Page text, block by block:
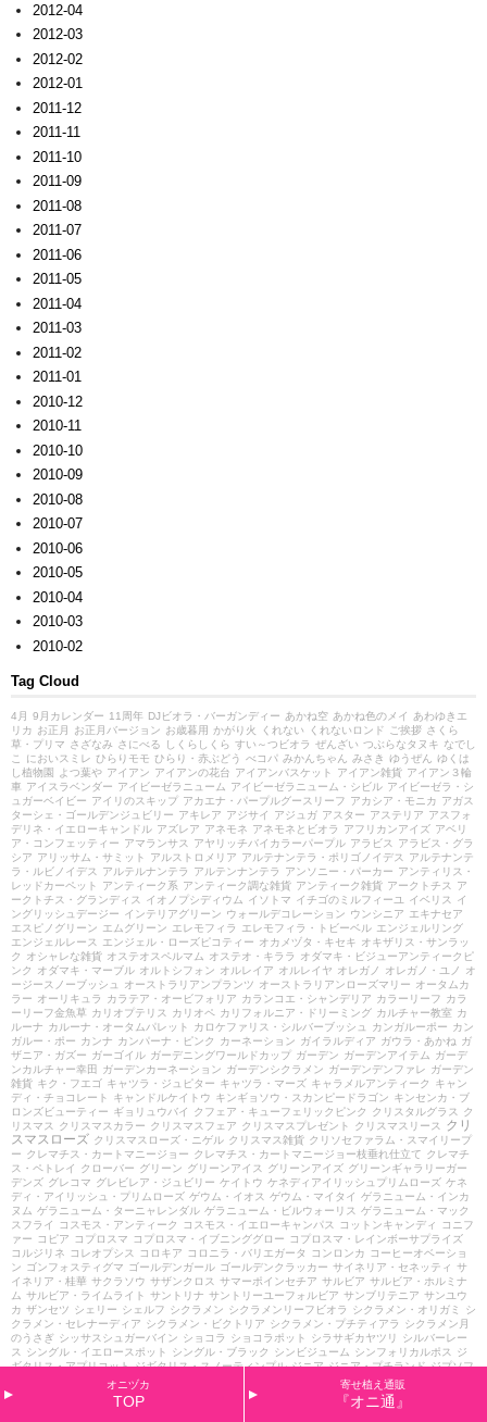
2012-04
2012-03
2012-02
2012-01
2011-12
2011-11
2011-10
2011-09
2011-08
2011-07
2011-06
2011-05
2011-04
2011-03
2011-02
2011-01
2010-12
2010-11
2010-10
2010-09
2010-08
2010-07
2010-06
2010-05
2010-04
2010-03
2010-02
Tag Cloud
4月 9月カレンダー 11周年 DJビオラ・バーガンディー あかね空 あかね色のメイ
あわゆきエ
リカ お正月 お正月バージョン お歳暮用 かがり火 くれない くれないロンド ご挨拶 さくら
草・プリマ さざなみ さにべる しくらしくら すい～つビオラ ぜんざい つぶらなタヌキ なでし
こ
においスミレ ひらりモモ ひらり・赤ぶどう べコパ みかんちゃん みさき ゆうぜん
ゆくは
し植物園
よつ葉や アイアン アイアンの花台 アイアンバスケット アイアン雑貨 アイアン３輪
車 アイスラベンダー アイビーゼラニューム アイビーゼラニューム・シビル アイビーゼラ・シ
ュガーベイビー アイリのスキップ アカエナ・パープルグースリーフ アカシア・モニカ アガス
ターシェ・ゴールデンジュビリー アキレア アジサイ アジュガ アスター アステリア アスフォ
デリネ・イエローキャンドル アズレア アネモネ アネモネとビオラ アフリカンアイズ アベリ
ア・コンフェッティー アマランサス アヤリッチバイカラーパープル アラビス
アラビス・グラ
シア アリッサム・サミット アルストロメリア アルテナンテラ・ポリゴノイデス
アルテナンテ
ラ・ルビノイデス
アルテルナンテラ アルテンナンテラ アンソニー・パーカー アンティリス・
レッドカーペット
アンティーク系 アンティーク調な雑貨 アンティーク雑貨 アークトチス
ア
ークトチス・グランディス
イオノプシディウム イソトマ イチゴのミルフィーユ イベリス
イ
ングリッシュデージー インテリアグリーン ウォールデコレーション ウンシニア エキナセア
エスピノグリーン エムグリーン エレモフィラ エレモフィラ・トビーベル エンジェルリング
エンジェルレース
エンジェル・ローズピコティー オカメヅタ・キセキ オキザリス・サンラッ
ク
オシャレな雑貨 オステオスペルマム オステオ・キララ
オダマキ・ビジューアンティークピ
ンク
オダマキ・マーブル オルトシフォン オルレイア オルレイヤ オレガノ オレガノ・ユノ
オ
ージースノーブッシュ
オーストラリアンプランツ オーストラリアンローズマリー オータムカ
ラー オーリキュラ カラテア・オービフォリア カランコエ・シャンデリア カラーリーフ カラ
ーリーフ金魚草 カリオプテリス カリオペ カリフォルニア・ドリーミング カルチャー教室 カ
ルーナ カルーナ・オータムパレット カロケファリス・シルバーブッシュ カンガルーポー カン
ガルー・ポー カンナ カンパーナ・ピンク カーネーション ガイラルディア ガウラ・あかね ガ
ザニア・ガズー ガーゴイル ガーデニングワールドカップ ガーデン ガーデンアイテム ガーデ
ンカルチャー幸田
ガーデンカーネーション ガーデンシクラメン ガーデンデンファレ ガーデン
雑貨 キク・フエゴ キャツラ・ジュピター キャツラ・マーズ キャラメルアンティーク
キャン
ディ・チョコレート
キャンドルケイトウ キンギョソウ・スカンピードラゴン キンセンカ・ブ
ロンズビューティー ギョリュウバイ クフェア・キューフェリックピンク クリスタルグラス
ク
リスマス
クリスマスカラー クリスマスフェア クリスマスプレゼント クリスマスリース
クリ
スマスローズ クリスマスローズ・ニゲル クリスマス雑貨 クリソセファラム・スマイリープ
ー クレマチス・カートマニージョー クレマチス・カートマニージョー枝垂れ仕立て クレマチ
ス・ペトレイ
クローバー グリーン グリーンアイス グリーンアイズ グリーンギャラリーガー
デンズ グレコマ グレビレア・ジュビリー ケイトウ ケネディアイリッシュプリムローズ ケネ
ディ・アイリッシュ・プリムローズ ゲウム・イオス ゲウム・マイタイ ゲラニューム・インカ
ヌム ゲラニューム・ターニャレンダル ゲラニューム・ビルウォーリス ゲラニューム・マック
スフライ
コスモス・アンティーク コスモス・イエローキャンパス コットンキャンディ
コニフ
ァー
コピア コプロスマ コプロスマ・イブニンググロー
コプロスマ・レインボーサプライズ
コルジリネ
コレオプシス コロキア コロニラ・バリエガータ コンロンカ
コーヒーオベーショ
ン ゴンフォスティグマ ゴールデンガール ゴールデンクラッカー サイネリア・セネッティ サ
イネリア・桂華 サクラソウ サザンクロス サマーポインセチア サルビア サルビア・ホルミナ
ム サルビア・ライムライト サントリナ サントリーユーフォルビア サンブリテニア サンユウ
カ ザンセツ シェリー シェルフ シクラメン シクラメンリーフビオラ シクラメン・オリガミ
シ
クラメン・セレナーディア シクラメン・ビクトリア シクラメン・プチティアラ
シクラメン月
のうさぎ シッサスシュガーバイン ショコラ ショコラポット シラサギカヤツリ
シルバーレー
ス
シングル・イエロースポット シングル・ブラック シンビジューム シンフォリカルポス
ジ
ギタリス・アプリコット ジギタリス・スノーティンプル ジニア ジニア・プチランド ジプソフ
ジュリアン ジュリアン・しあわせリング
ュリアン・アカツキ
ジュリアン・アンジュ ジュリアン・シャンパンブルー
ジュリアン・シル
ジュリアン・プリンアラモード
スイートハーブメキシカン
オニヅカ
TOP
寄せ植え通販
『オニ通』